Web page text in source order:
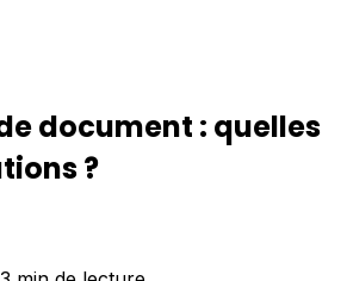
document : quelles
?